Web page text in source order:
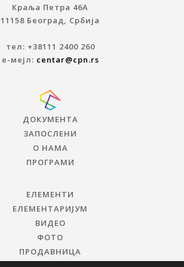
Краља Петра 46A
11158 Београд, Србија
тел: +38111 2400 260
е-мејл: centar@cpn.rs
ДОКУМЕНТА
ЗАПОСЛЕНИ
О НАМА
ПРОГРАМИ
ЕЛЕМЕНТИ
ЕЛЕМЕНТАРИЈУМ
ВИДЕО
ФОТО
ПРОДАВНИЦА